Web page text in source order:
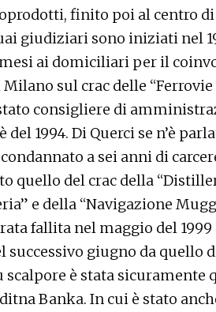
finito poi al centro di
giudiziari sono iniziati nel
ai domiciliari per il
sul crac delle
consigliere di
1994. Di Querci se n’è
a sei anni di
quello del crac della
e della “Navigazione
fallita nel maggio del 1999
giugno da quello
scalpore è stata sicuramente
Banka. In cui è stato